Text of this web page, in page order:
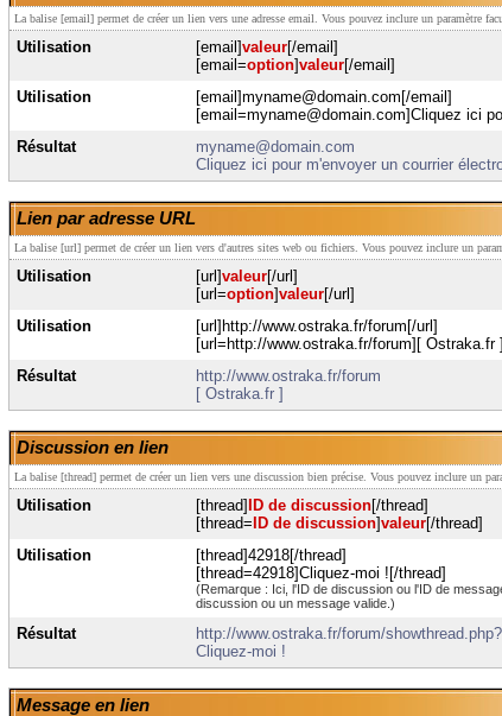
La balise [email] permet de créer un lien vers une adresse email. Vous pouvez inclure un paramètre
Utilisation [email]valeur[/email]
[email=option]valeur[/email]
Utilisation
[email]myname@domain.com[/email]
[email=myname@domain.com]Cliquez ici
Résultat
myname@domain.com
Cliquez ici pour m'envoyer un courrier
Lien par adresse URL
La balise [url] permet de créer un lien vers d'autres sites web ou fichiers. Vous pouvez inclure un
Utilisation [url]valeur[/url]
[url=option]valeur[/url]
Utilisation
[url]http://www.ostraka.fr/forum[/url]
[url=http://www.ostraka.fr/forum][ Ostraka.fr
Résultat
http://www.ostraka.fr/forum
[ Ostraka.fr ]
Discussion en lien
La balise [thread] permet de créer un lien vers une discussion bien précise. Vous pouvez inclure un
Utilisation [thread] ID de discussion[/thread]
[thread= ID de discussion]valeur[/thread]
Utilisation
[thread]42918[/thread]
[thread=42918]Cliquez-moi ![/thread]
(Remarque : Ici, l'ID de discussion ou l'ID de
discussion ou un message valide.)
Résultat
http://www.ostraka.fr/forum/
Cliquez-moi !
Message en lien